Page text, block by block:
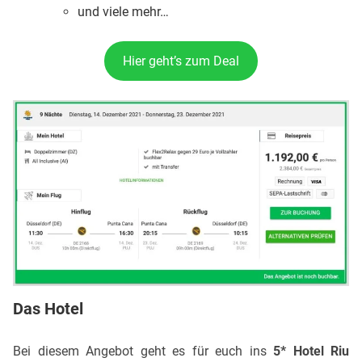
und viele mehr…
Hier geht’s zum Deal
Das Hotel
Bei diesem Angebot geht es für euch ins 5* Hotel Riu